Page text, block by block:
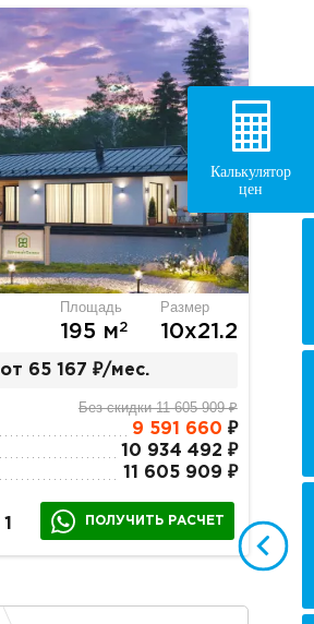
Площадь
195 м2
Размер
10х21.2
от 65 167 ₽/мес.
Без скидки 11 605 909 ₽
9 591 660 ₽
10 934 492 ₽
11 605 909 ₽
1 ПОЛУЧИТЬ РАСЧЕТ
Калькулятор
цен